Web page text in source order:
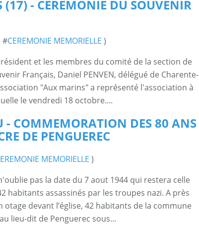
(17) - CEREMONIE DU SOUVENIR
#CEREMONIE MEMORIELLE )
et les membres du comité de la section de
Français, Daniel PENVEN, délégué de Charente-
"Aux marins" a représenté l'association à
le vendredi 18 octobre....
- COMMEMORATION DES 80 ANS
DE PENGUEREC
MEMORIELLE )
pas la date du 7 aout 1944 qui restera celle
habitants assassinés par les troupes nazi. A près
otage devant l’église, 42 habitants de la commune
lieu-dit de Penguerec sous...